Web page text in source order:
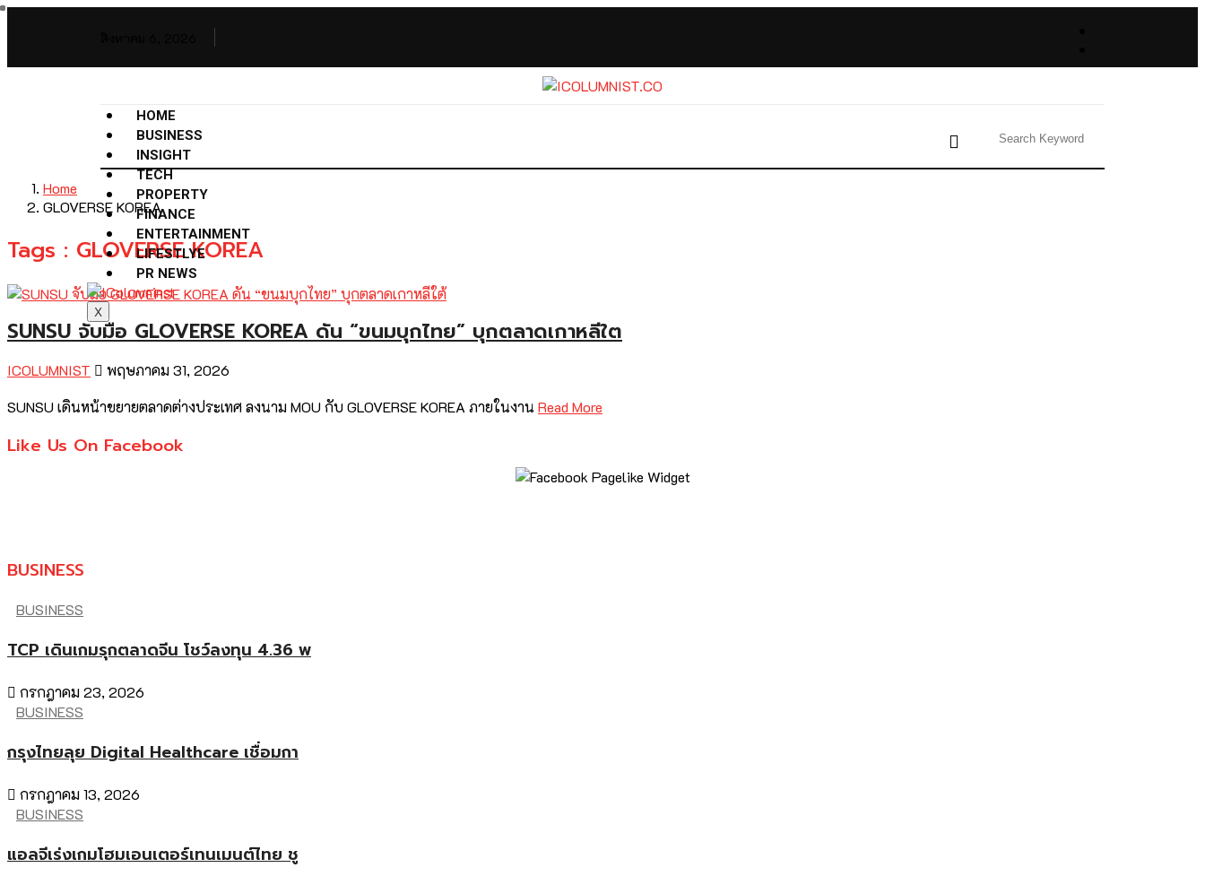
HOME
BUSINESS
INSIGHT
TECH
PROPERTY
FINANCE
ENTERTAINMENT
LIFESTLYE
PR NEWS
X
Home
GLOVERSE KOREA
Tags : GLOVERSE KOREA
SUNSU จับมือ GLOVERSE KOREA ดัน “ขนมบุกไทย” บุกตลาดเกาหลีใต
ICOLUMNIST
พฤษภาคม 31, 2026
SUNSU เดินหน้าขยายตลาดต่างประเทศ ลงนาม MOU กับ GLOVERSE KOREA ภายในงาน Read More
Like Us On Facebook
BUSINESS
BUSINESS
TCP เดินเกมรุกตลาดจีน โชว์ลงทุน 4.36 พ
กรกฎาคม 23, 2026
BUSINESS
กรุงไทยลุย Digital Healthcare เชื่อมกา
กรกฎาคม 13, 2026
BUSINESS
แอลจีเร่งเกมโฮมเอนเตอร์เทนเมนต์ไทย ชู